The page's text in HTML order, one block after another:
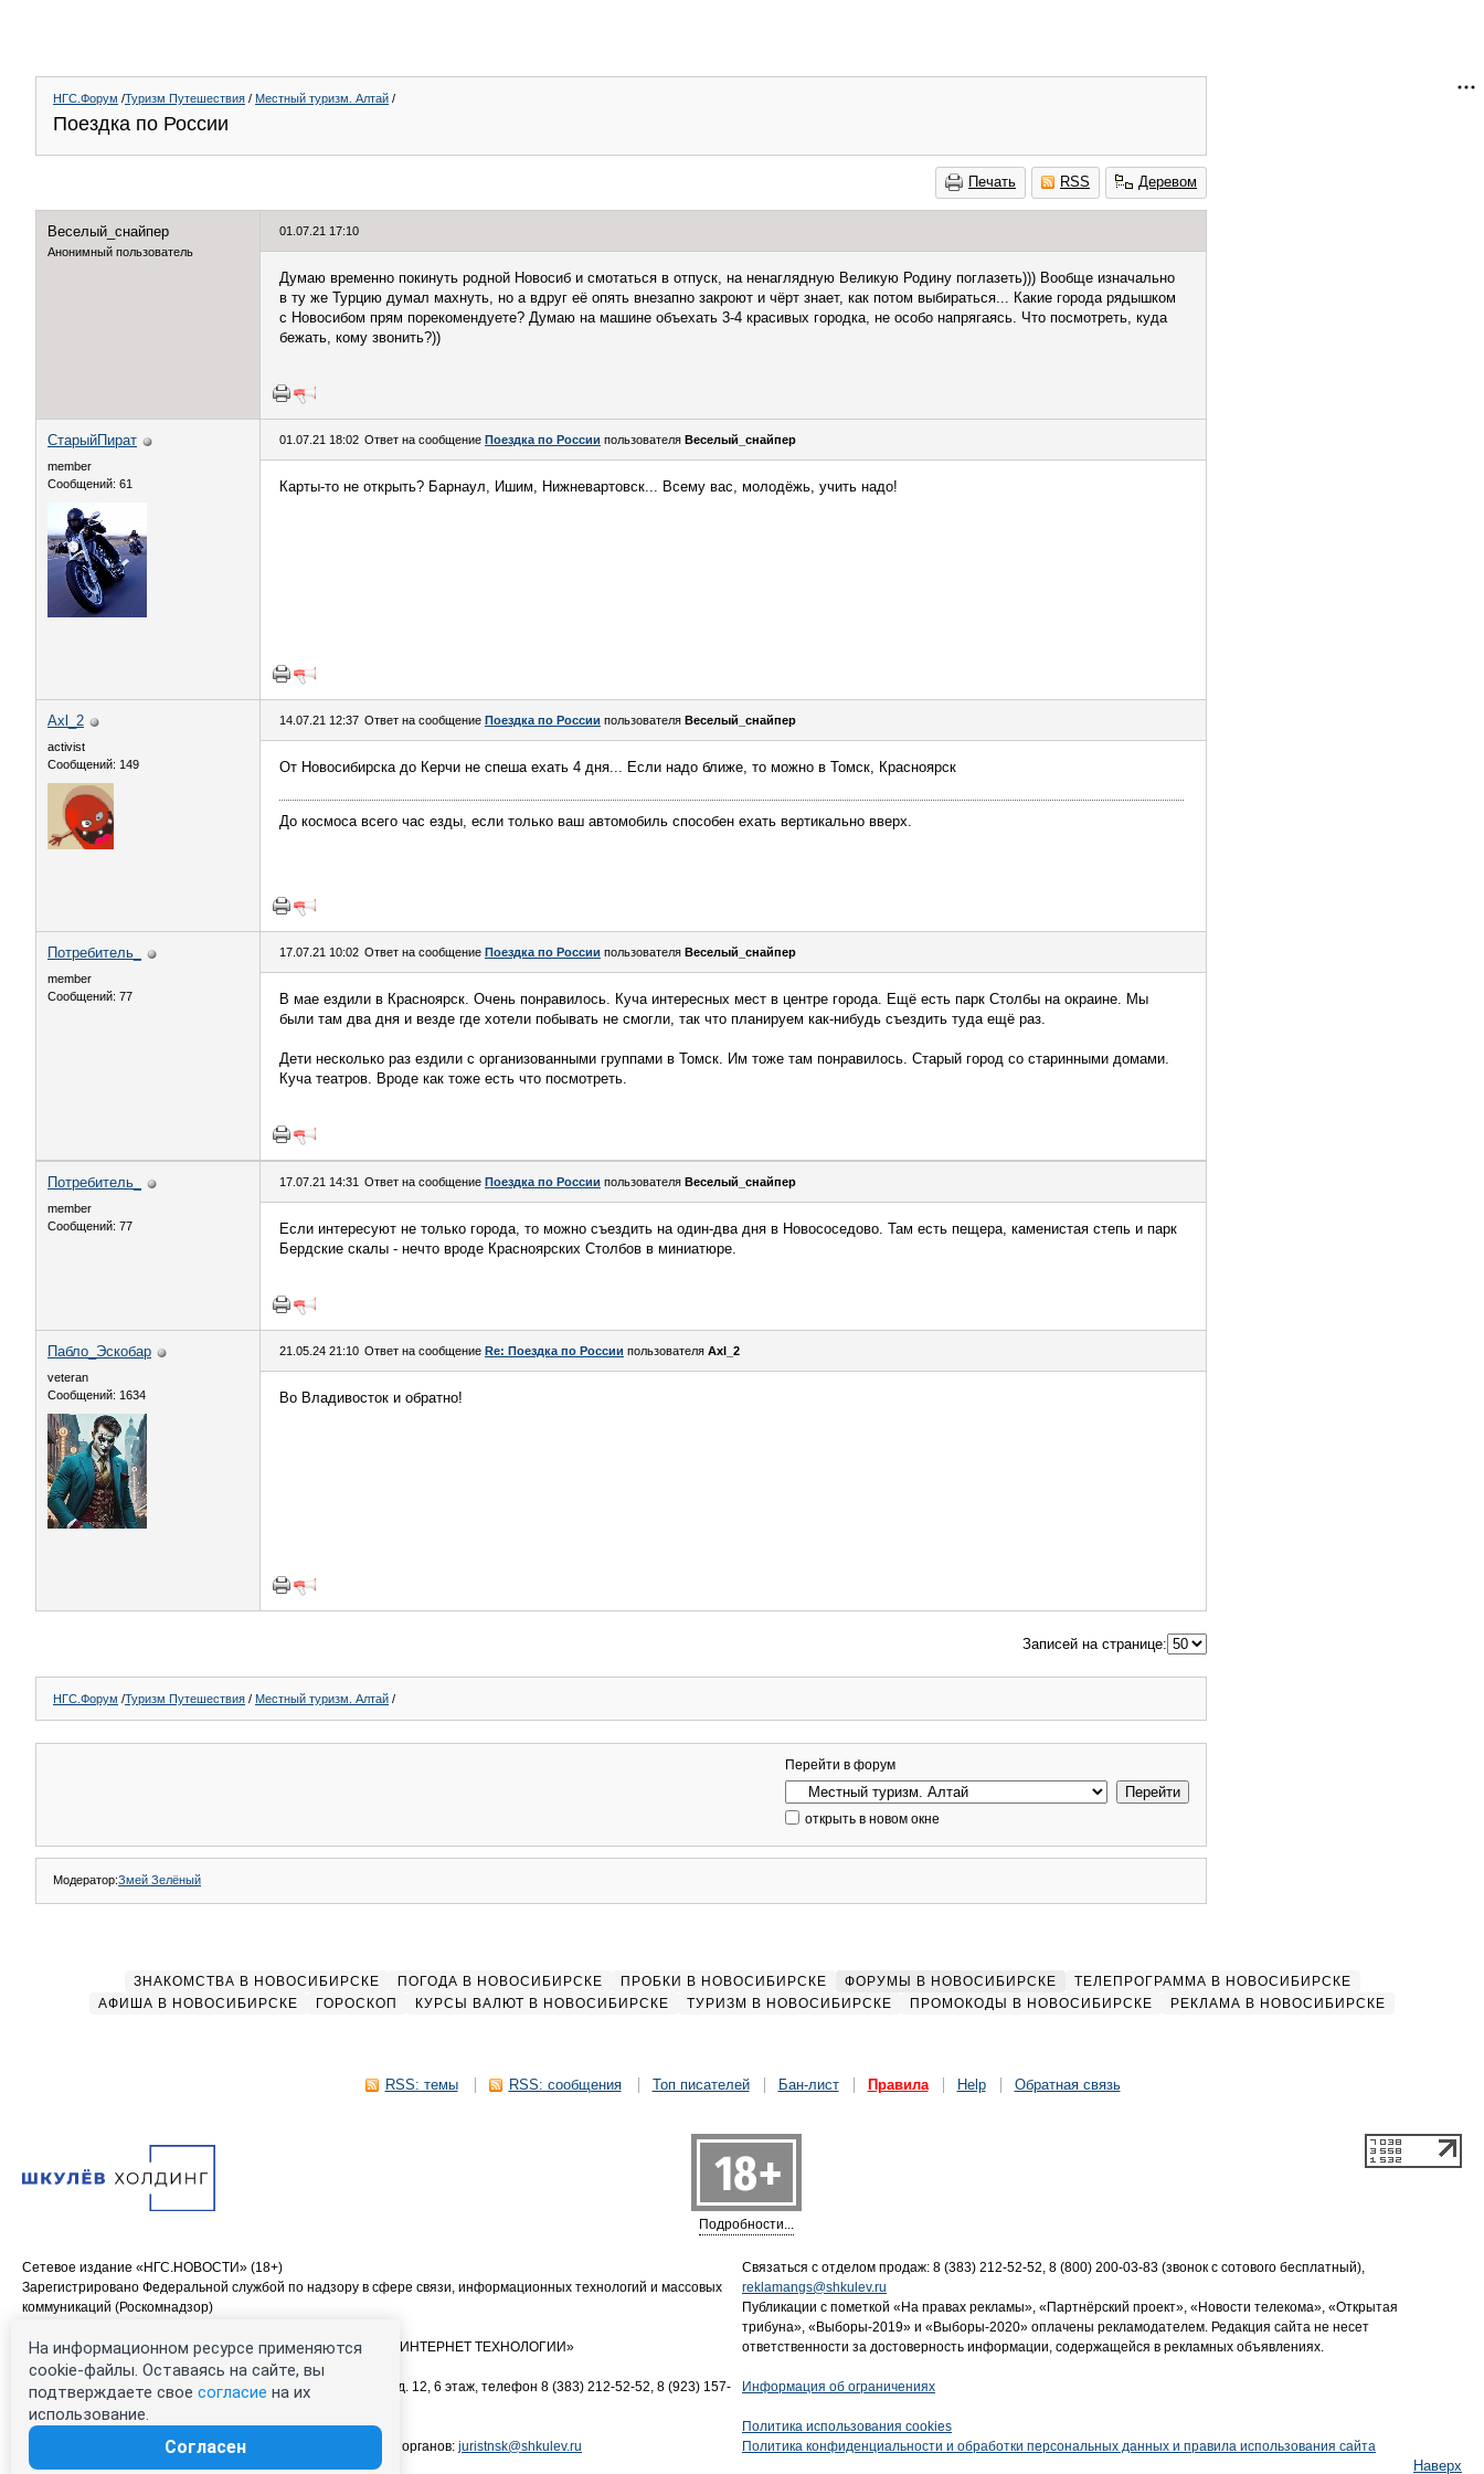
НГС.Форум /Туризм Путешествия / Местный туризм. Алтай /
Поездка по России
Печать RSS Деревом
Веселый_снайпер
Анонимный пользователь
01.07.21 17:10
Думаю временно покинуть родной Новосиб и смотаться в отпуск, на ненаглядную Великую Родину поглазеть))) Вообще изначально
в ту же Турцию думал махнуть, но а вдруг её опять внезапно закроют и чёрт знает, как потом выбираться... Какие города рядышком
с Новосибом прям порекомендуете? Думаю на машине объехать 3-4 красивых городка, не особо напрягаясь. Что посмотреть, куда
бежать, кому звонить?))
СтарыйПират
member
Сообщений: 61
01.07.21 18:02 Ответ на сообщение Поездка по России пользователя Веселый_снайпер
Карты-то не открыть? Барнаул, Ишим, Нижневартовск... Всему вас, молодёжь, учить надо!
Axl_2
activist
Сообщений: 149
14.07.21 12:37 Ответ на сообщение Поездка по России пользователя Веселый_снайпер
От Новосибирска до Керчи не спеша ехать 4 дня... Если надо ближе, то можно в Томск, Красноярск
До космоса всего час езды, если только ваш автомобиль способен ехать вертикально вверх.
Потребитель_
member
Сообщений: 77
17.07.21 10:02 Ответ на сообщение Поездка по России пользователя Веселый_снайпер
В мае ездили в Красноярск. Очень понравилось. Куча интересных мест в центре города. Ещё есть парк Столбы на окраине. Мы
были там два дня и везде где хотели побывать не смогли, так что планируем как-нибудь съездить туда ещё раз.
Дети несколько раз ездили с организованными группами в Томск. Им тоже там понравилось. Старый город со старинными домами.
Куча театров. Вроде как тоже есть что посмотреть.
Потребитель_
member
Сообщений: 77
17.07.21 14:31 Ответ на сообщение Поездка по России пользователя Веселый_снайпер
Если интересуют не только города, то можно съездить на один-два дня в Новососедово. Там есть пещера, каменистая степь и парк
Бердские скалы - нечто вроде Красноярских Столбов в миниатюре.
Пабло_Эскобар
veteran
Сообщений: 1634
21.05.24 21:10 Ответ на сообщение Re: Поездка по России пользователя Axl_2
Во Владивосток и обратно!
Записей на странице:
НГС.Форум /Туризм Путешествия / Местный туризм. Алтай /
Перейти в форум
открыть в новом окне
Модератор:Змей Зелёный
Наверх
ЗНАКОМСТВА В НОВОСИБИРСКЕ ПОГОДА В НОВОСИБИРСКЕ ПРОБКИ В НОВОСИБИРСКЕ ФОРУМЫ В НОВОСИБИРСКЕ
ТЕЛЕПРОГРАММА В НОВОСИБИРСКЕ
АФИША В НОВОСИБИРСКЕ
ГОРОСКОП КУРСЫ ВАЛЮТ В НОВОСИБИРСКЕ ТУРИЗМ В НОВОСИБИРСКЕ ПРОМОКОДЫ В НОВОСИБИРСКЕ РЕКЛАМА В НОВОСИБИРСКЕ
RSS: темы RSS: сообщения Топ писателей Бан-лист Правила Help Обратная связь
Подробности...
Сетевое издание «НГС.НОВОСТИ» (18+)
Зарегистрировано Федеральной службой по надзору в сфере связи, информационных технологий и массовых
коммуникаций (Роскомнадзор)
Учредитель: Общество с ограниченной ответственностью «ИНТЕРНЕТ ТЕХНОЛОГИИ»
Главный редактор: Громкова Елена Александровна
Адрес редакции: 630099, Россия, Новосибирск, ул. Ленина, д. 12, 6 этаж, телефон 8 (383) 212-52-52, 8 (923) 157-
Электронный адрес редакции:ngs@shkulev.ru
Контактные данные для Роскомнадзора и государственных органов: juristnsk@shkulev.ru
Техподдержка:help@shkulev.ru, 8 (800) 200-03-83 (доб.3)
Связаться с отделом продаж: 8 (383) 212-52-52, 8 (800) 200-03-83 (звонок с сотового бесплатный),
reklamangs@shkulev.ru
Публикации с пометкой «На правах рекламы», «Партнёрский проект», «Новости телекома», «Открытая
трибуна», «Выборы-2019» и «Выборы-2020» оплачены рекламодателем. Редакция сайта не несет
ответственности за достоверность информации, содержащейся в рекламных объявлениях.
Информация об ограничениях
Политика использования cookies
Политика конфиденциальности и обработки персональных данных и правила использования сайта
На информационном ресурсе применяются
cookie-файлы. Оставаясь на сайте, вы
подтверждаете свое согласие на их
использование.
Согласен